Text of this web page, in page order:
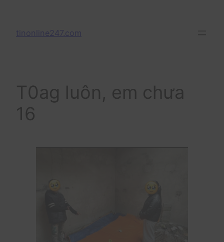
content
tinonline247.com
T0ag luôn, em chưa
16